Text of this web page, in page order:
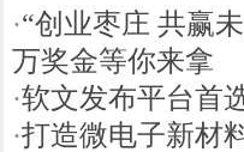
·“创业枣庄 共赢
万奖金等你来拿
·软文发布平台首
·打造微电子新材